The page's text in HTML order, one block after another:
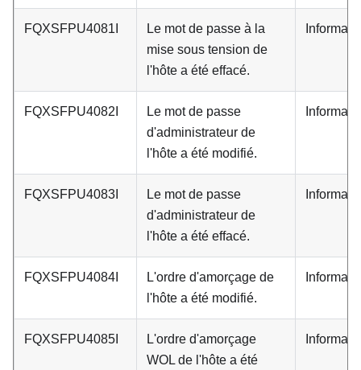
FQXSFPU4081I
Le mot de passe à la
mise sous tension de
l'hôte a été effacé.
FQXSFPU4082I
Le mot de passe
d'administrateur de
l'hôte a été modifié.
FQXSFPU4083I
Le mot de passe
d'administrateur de
l'hôte a été effacé.
FQXSFPU4084I
L'ordre d'amorçage de
l'hôte a été modifié.
FQXSFPU4085I
L'ordre d'amorçage
WOL de l'hôte a été